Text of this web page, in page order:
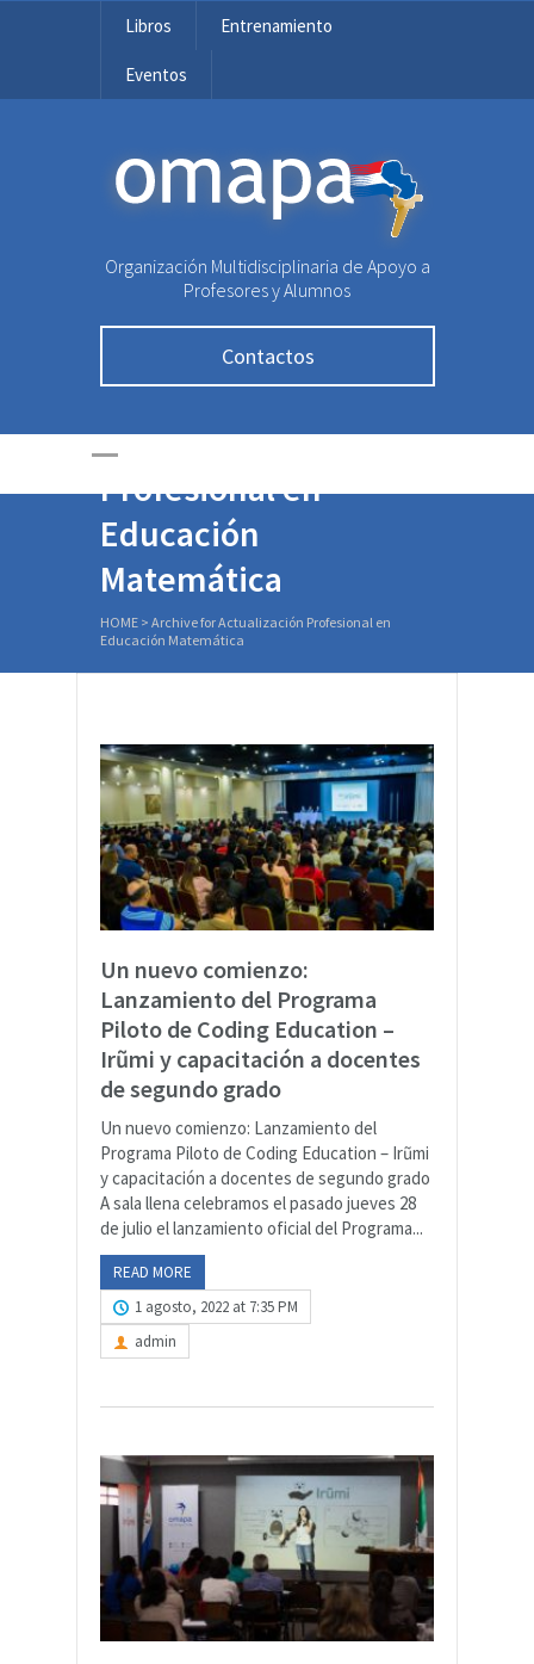
Libros Entrenamiento
Eventos
OMAPA
Organización Multidisciplinaria de Apoyo a
Profesores y Alumnos
Contactos
Actualización
Profesional en
Educación
Matemática
HOME > Archive for Actualización Profesional en
Educación Matemática
Un nuevo comienzo:
Lanzamiento del Programa
Piloto de Coding Education –
Irũmi y capacitación a docentes
de segundo grado
Un nuevo comienzo: Lanzamiento del
Programa Piloto de Coding Education – Irũmi
y capacitación a docentes de segundo grado
A sala llena celebramos el pasado jueves 28
de julio el lanzamiento oficial del Programa...
READ MORE
1 agosto, 2022 at 7:35 PM
admin